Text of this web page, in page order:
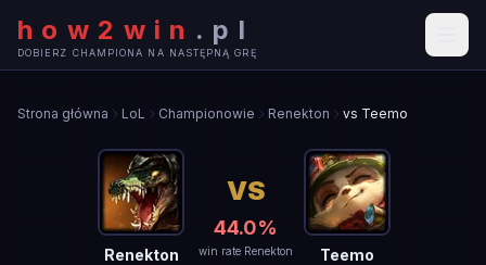
how2win . pl
DOBIERZ CHAMPIONA NA NASTĘPNĄ GRĘ
Strona główna LoL Championowie Renekton vs Teemo
Renekton
VS
44.0%
win rate Renekton Teemo